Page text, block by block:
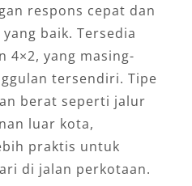
respons cepat dan
baik. Tersedia
4×2, yang masing-
tersendiri. Tipe
berat seperti jalur
luar kota,
praktis untuk
di jalan perkotaan.